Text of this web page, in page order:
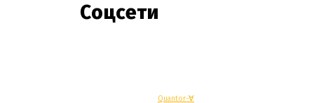
Соцсети
Quantor-∀